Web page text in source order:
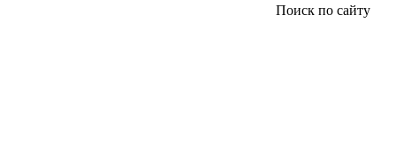
Поиск по сайту